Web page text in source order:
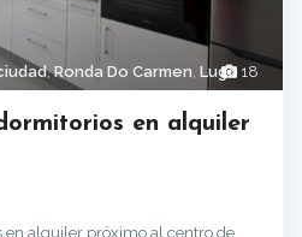
18
,Ronda Do Carmen Lugo
en alquiler
en alquiler próximo al centro de